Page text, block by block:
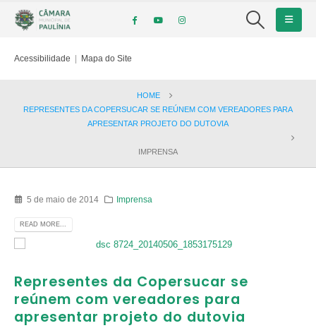
Acessibilidade | Mapa do Site
HOME
REPRESENTES DA COPERSUCAR SE REÚNEM COM VEREADORES PARA
APRESENTAR PROJETO DO DUTOVIA
IMPRENSA
5 de maio de 2014 Imprensa
READ MORE...
Representes da Copersucar se
reúnem com vereadores para
apresentar projeto do dutovia